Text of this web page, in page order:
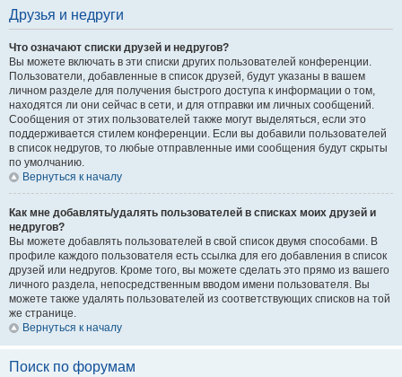
Друзья и недруги
Что означают списки друзей и недругов?
Вы можете включать в эти списки других пользователей конференции.
Пользователи, добавленные в список друзей, будут указаны в вашем
личном разделе для получения быстрого доступа к информации о том,
находятся ли они сейчас в сети, и для отправки им личных сообщений.
Сообщения от этих пользователей также могут выделяться, если это
поддерживается стилем конференции. Если вы добавили пользователей
в список недругов, то любые отправленные ими сообщения будут скрыты
по умолчанию.
Вернуться к началу
Как мне добавлять/удалять пользователей в списках моих друзей и
недругов?
Вы можете добавлять пользователей в свой список двумя способами. В
профиле каждого пользователя есть ссылка для его добавления в список
друзей или недругов. Кроме того, вы можете сделать это прямо из вашего
личного раздела, непосредственным вводом имени пользователя. Вы
можете также удалять пользователей из соответствующих списков на той
же странице.
Вернуться к началу
Поиск по форумам